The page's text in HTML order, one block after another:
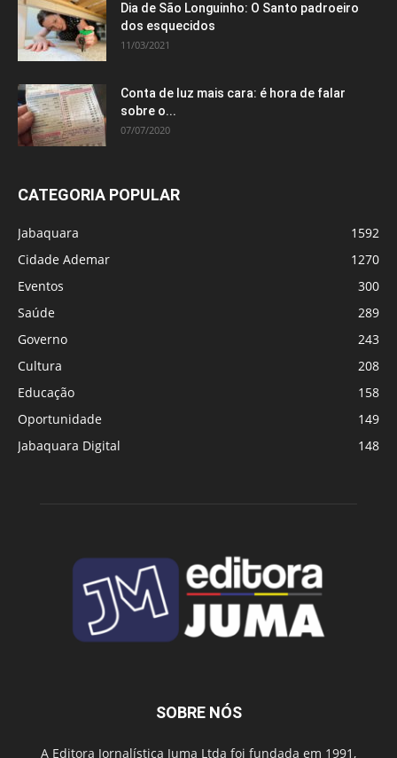
Dia de São Longuinho: O Santo padroeiro
dos esquecidos
11/03/2021
Conta de luz mais cara: é hora de falar
sobre o...
07/07/2020
CATEGORIA POPULAR
Jabaquara
1592
Cidade Ademar
1270
Eventos
300
Saúde
289
Governo
243
Cultura
208
Educação
158
Oportunidade
149
Jabaquara Digital
148
SOBRE NÓS
A Editora Jornalística Juma Ltda foi fundada em 1991,